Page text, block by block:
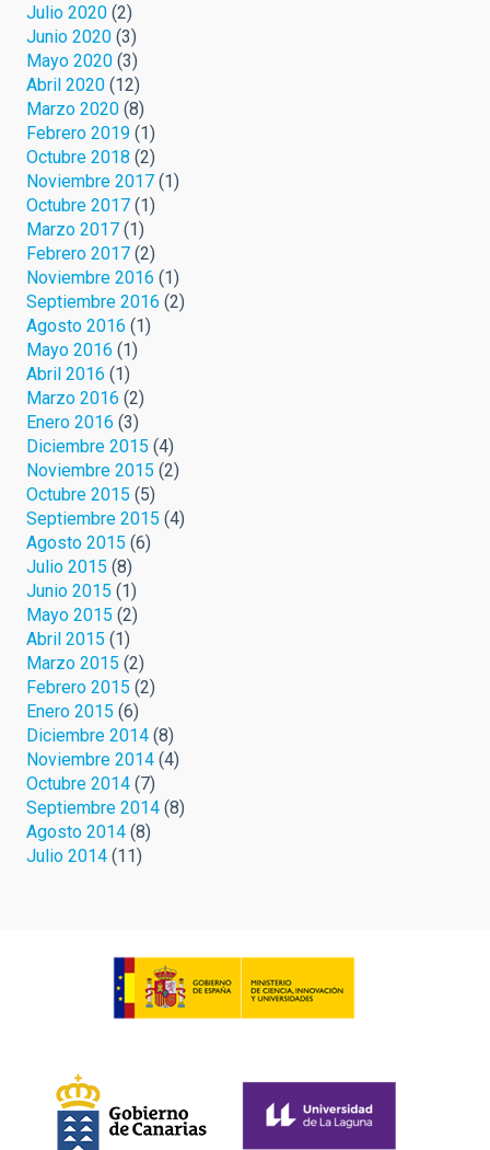
Julio 2020 (2)
Junio 2020 (3)
Mayo 2020 (3)
Abril 2020 (12)
Marzo 2020 (8)
Febrero 2019 (1)
Octubre 2018 (2)
Noviembre 2017 (1)
Octubre 2017 (1)
Marzo 2017 (1)
Febrero 2017 (2)
Noviembre 2016 (1)
Septiembre 2016 (2)
Agosto 2016 (1)
Mayo 2016 (1)
Abril 2016 (1)
Marzo 2016 (2)
Enero 2016 (3)
Diciembre 2015 (4)
Noviembre 2015 (2)
Octubre 2015 (5)
Septiembre 2015 (4)
Agosto 2015 (6)
Julio 2015 (8)
Junio 2015 (1)
Mayo 2015 (2)
Abril 2015 (1)
Marzo 2015 (2)
Febrero 2015 (2)
Enero 2015 (6)
Diciembre 2014 (8)
Noviembre 2014 (4)
Octubre 2014 (7)
Septiembre 2014 (8)
Agosto 2014 (8)
Julio 2014 (11)